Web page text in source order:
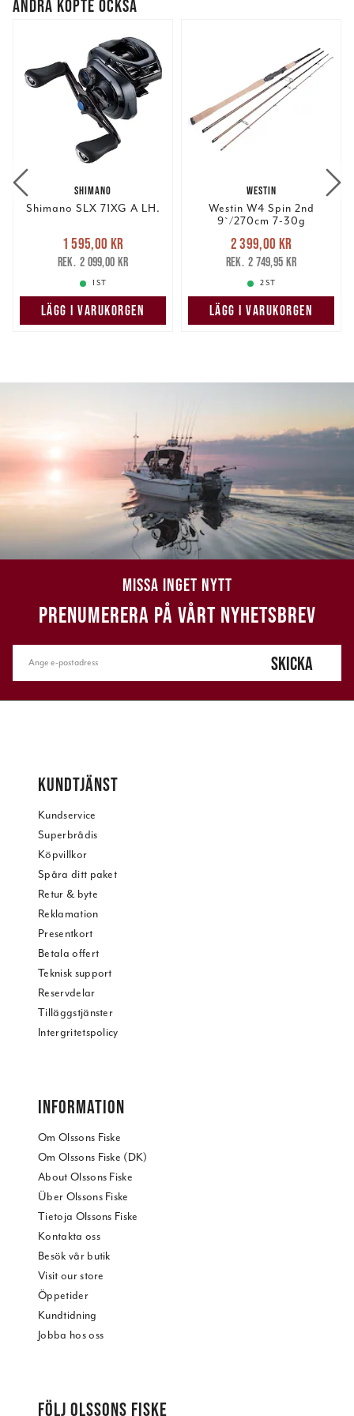
ANDRA KÖPTE OCKSÅ
SHIMANO
Shimano SLX 71XG A LH.
Nuvarande pris
1 595,00 krTidigare pris
2 099,00 kr
1 595,00 kr
2 099,00 kr
1 ST
LÄGG I VARUKORGEN
WESTIN
Westin W4 Spin 2nd
9`/270cm 7-30g
Nuvarande pris
2 399,00 krTidigare pris
2 749,95 kr
2 399,00 kr
2 749,95 kr
2 ST
LÄGG I VARUKORGEN
MISSA INGET NYTT
PRENUMERERA PÅ VÅRT NYHETSBREV
SKICKA
KUNDTJÄNST
Kundservice
Superbrådis
Köpvillkor
Spåra ditt paket
Retur & byte
Reklamation
Presentkort
Betala offert
Teknisk support
Reservdelar
Tilläggstjänster
Intergritetspolicy
INFORMATION
Om Olssons Fiske
Om Olssons Fiske (DK)
About Olssons Fiske
Über Olssons Fiske
Tietoja Olssons Fiske
Kontakta oss
Besök vår butik
Visit our store
Öppetider
Kundtidning
Jobba hos oss
FÖLJ OLSSONS FISKE